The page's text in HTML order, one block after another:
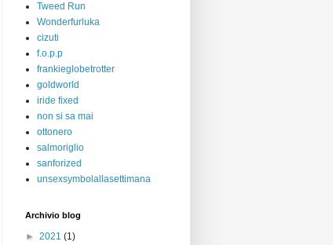
Tweed Run
Wonderfurluka
cizuti
f.o.p.p
frankieglobetrotter
goldworld
iride fixed
non si sa mai
ottonero
salmoriglio
sanforized
unsexsymbolallasettimana
Archivio blog
► 2021 (1)